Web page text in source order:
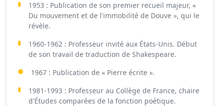
1953 : Publication de son premier recueil majeur, «
Du mouvement et de l'immobilité de Douve », qui le
révèle.
1960-1962 : Professeur invité aux États-Unis. Début
de son travail de traduction de Shakespeare.
1967 : Publication de « Pierre écrite ».
1981-1993 : Professeur au Collège de France, chaire
d'Études comparées de la fonction poétique.